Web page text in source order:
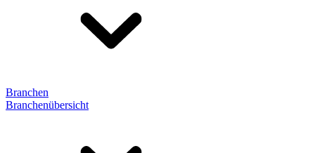
Branchen
Branchenübersicht